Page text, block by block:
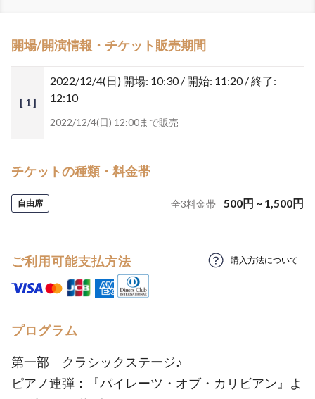
開場/開演情報・チケット販売期間
[ 1 ]
2022/12/4(日) 開場: 10:30 / 開始: 11:20 / 終了:
12:10
2022/12/4(日) 12:00まで販売
チケットの種類・料金帯
自由席 全3料金帯 500円 ~ 1,500円
ご利用可能支払方法 購入方法について
プログラム
第一部 クラシックステージ♪
ピアノ連弾：『パイレーツ・オブ・カリビアン』よ